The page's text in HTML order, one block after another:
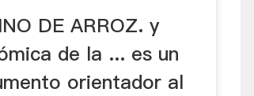
.
DE ARROZ. y
de la ... es un
orientador al